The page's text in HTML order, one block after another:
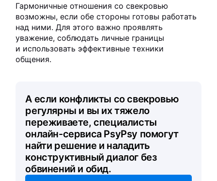
Гармоничные отношения со свекровью
возможны, если обе стороны готовы работать
над ними. Для этого важно проявлять
уважение, соблюдать личные границы
и использовать эффективные техники
общения.
А если конфликты со свекровью
регулярны и вы их тяжело
переживаете, специалисты
онлайн-сервиса PsyPsy помогут
найти решение и наладить
конструктивный диалог без
обвинений и обид.